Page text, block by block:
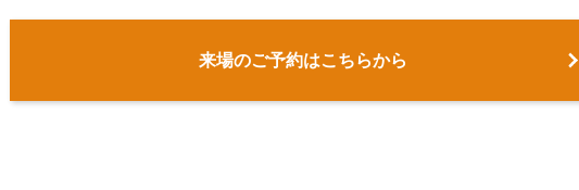
来場のご予約はこちらから